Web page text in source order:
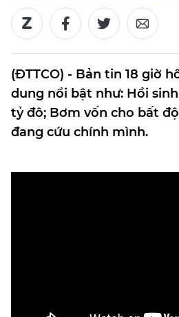
(ĐTTCO) - Bản tin 18 giờ
dung nổi bật như: Hồi
tỷ đô; Bơm vốn cho bất
đang cứu chính mình.